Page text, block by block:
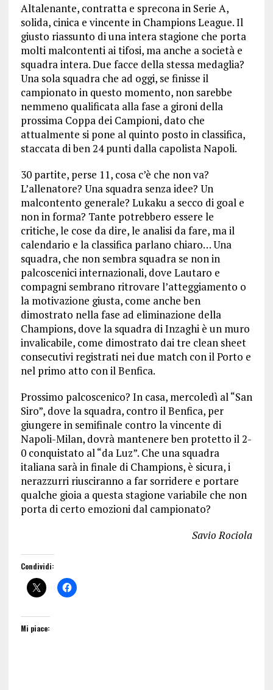
Altalenante, contratta e sprecona in Serie A,
solida, cinica e vincente in Champions League. Il
giusto riassunto di una intera stagione che porta
molti malcontenti ai tifosi, ma anche a società e
squadra intera. Due facce della stessa medaglia?
Una sola squadra che ad oggi, se finisse il
campionato in questo momento, non sarebbe
nemmeno qualificata alla fase a gironi della
prossima Coppa dei Campioni, dato che
attualmente si pone al quinto posto in classifica,
staccata di ben 24 punti dalla capolista Napoli.
30 partite, perse 11, cosa c’è che non va?
L’allenatore? Una squadra senza idee? Un
malcontento generale? Lukaku a secco di goal e
non in forma? Tante potrebbero essere le
critiche, le cose da dire, le analisi da fare, ma il
calendario e la classifica parlano chiaro… Una
squadra, che non sembra squadra se non in
palcoscenici internazionali, dove Lautaro e
compagni sembrano ritrovare l’atteggiamento o
la motivazione giusta, come anche ben
dimostrato nella fase ad eliminazione della
Champions, dove la squadra di Inzaghi è un muro
invalicabile, come dimostrato dai tre clean sheet
consecutivi registrati nei due match con il Porto e
nel primo atto con il Benfica.
Prossimo palcoscenico? In casa, mercoledì al “San
Siro”, dove la squadra, contro il Benfica, per
giungere in semifinale contro la vincente di
Napoli-Milan, dovrà mantenere ben protetto il 2-
0 conquistato al “da Luz”. Che una squadra
italiana sarà in finale di Champions, è sicura, i
nerazzurri riusciranno a far sorridere e portare
qualche gioia a questa stagione variabile che non
porta di certo emozioni dal campionato?
Savio Rociola
Condividi:
Mi piace: